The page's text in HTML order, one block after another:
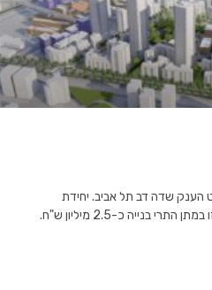
הענק שדה דב תל אביב. יחידת
קרקע עפ"י תקן שמאי שווי יחידה זו במתן התרי בנייה כ-2.5 מיליון ש"ח.